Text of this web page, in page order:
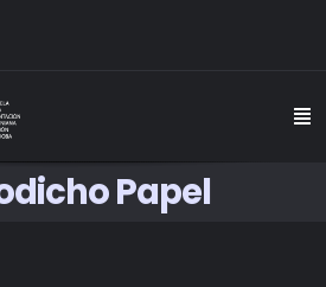
Papel